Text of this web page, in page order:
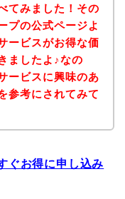
てみました！その
プの公式ページよ
ービスがお得な価
ましたよ♪なの
ービスに興味のあ
参考にされてみて
ぐお得に申し込み